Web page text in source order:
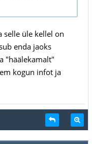
selle üle kellel on
enda jaoks
"häälekamalt"
kogun infot ja